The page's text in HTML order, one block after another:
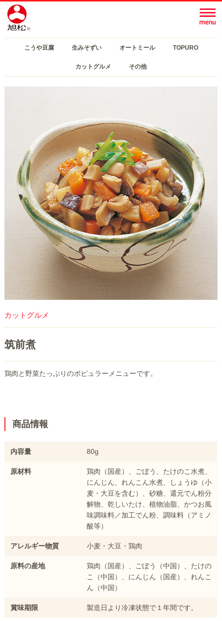
こうや豆腐 生みそずい オートミール TOPURO
カットグルメ その他
カットグルメ
筑前煮
鶏肉と野菜たっぷりのポピュラーメニューです。
商品情報
内容量 80g
原材料
鶏肉（国産）、ごぼう、たけのこ水煮、
にんじん、れんこん水煮、しょうゆ（小
麦・大豆を含む）、砂糖、還元でん粉分
解物、乾しいたけ、植物油脂、かつお風
味調味料／加工でん粉、調味料（アミノ
酸等）
アレルギー物質 小麦・大豆・鶏肉
原料の産地
鶏肉（国産）、ごぼう（中国）、たけの
こ（中国）、にんじん（国産）、れんこ
ん（中国）
賞味期限 製造日より冷凍状態で１年間です。